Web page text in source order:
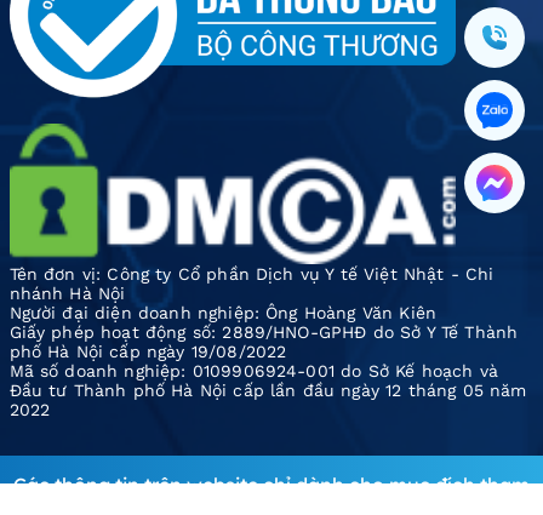
Tên đơn vị: Công ty Cổ phần Dịch vụ Y tế Việt Nhật - Chi
nhánh Hà Nội
Người đại diện doanh nghiệp: Ông Hoàng Văn Kiên
Giấy phép hoạt động số: 2889/HNO-GPHĐ do Sở Y Tế Thành
phố Hà Nội cấp ngày 19/08/2022
Mã số doanh nghiệp: 0109906924-001 do Sở Kế hoạch và
Đầu tư Thành phố Hà Nội cấp lần đầu ngày 12 tháng 05 năm
2022
Các thông tin trên website chỉ dành cho mục đích tham